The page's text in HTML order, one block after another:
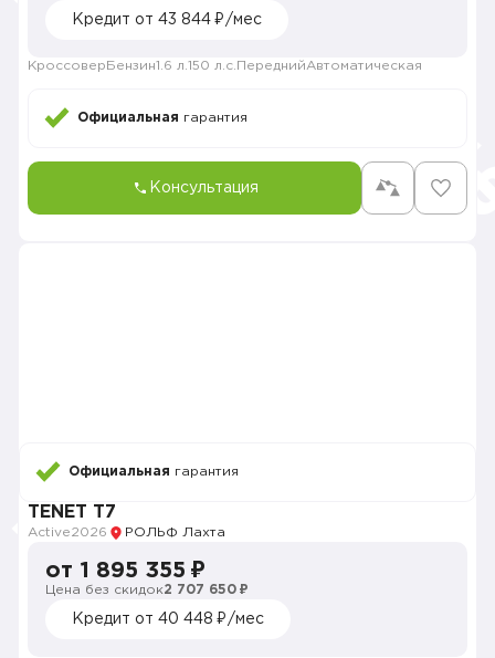
Кредит от 43 844 ₽/мес
Кроссовер Бензин1.6 л. 150 л.с. ПереднийАвтоматическая
Официальная гарантия
Консультация
Официальная гарантия
TENET T7
Active2026 РОЛЬФ Лахта
от 1 895 355 ₽
Цена без скидок2 707 650 ₽
Кредит от 40 448 ₽/мес